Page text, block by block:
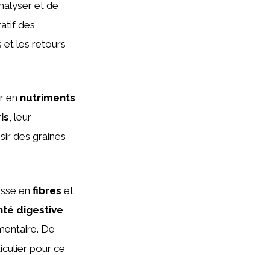
et de
des
et les retours
en nutriments
, leur
des graines
en fibres et
digestive
De
pour ce